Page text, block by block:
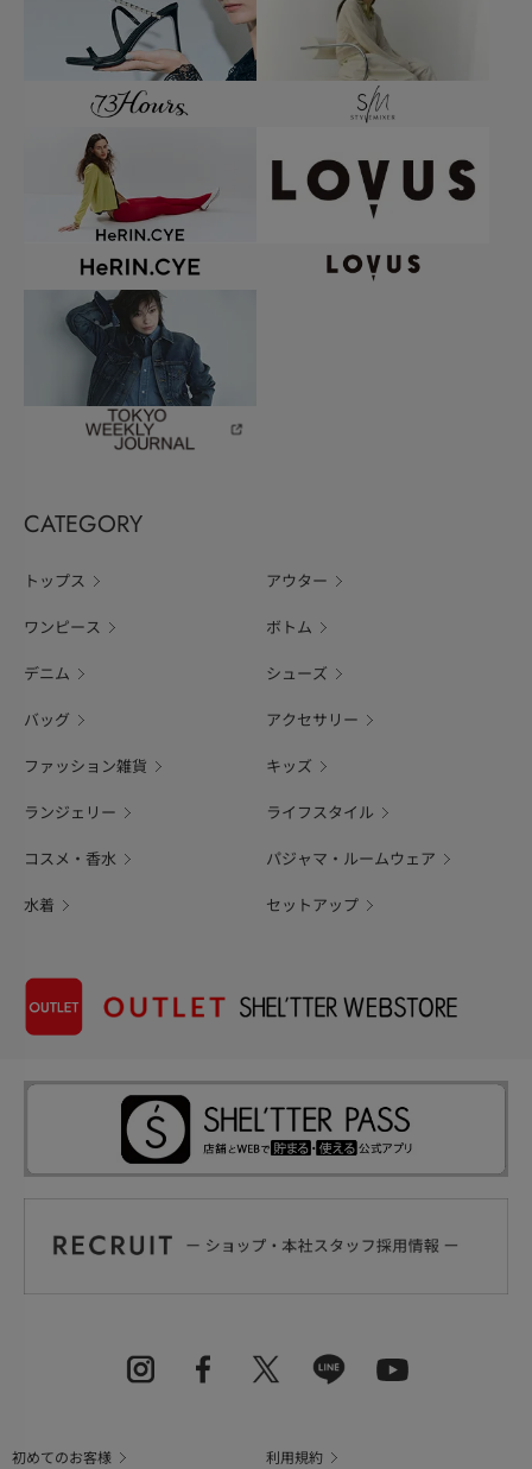
CATEGORY
トップス アウター
ワンピース ボトム
デニム シューズ
バッグ アクセサリー
ファッション雑貨 キッズ
ランジェリー ライフスタイル
コスメ・香水 パジャマ・ルームウェア
水着 セットアップ
初めてのお客様 利用規約